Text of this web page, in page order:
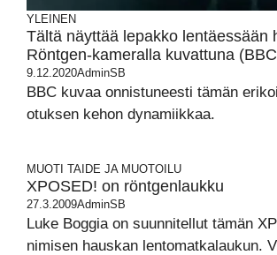
YLEINEN
Tältä näyttää lepakko lentäessään
Röntgen-kameralla kuvattuna
9.12.2020AdminSB
BBC kuvaa onnistuneesti tämän
otuksen kehon dynamiikkaa.
MUOTI TAIDE JA MUOTOILU
XPOSED! on röntgenlaukku
27.3.2009AdminSB
Luke Boggia on suunnitellut tämän
nimisen hauskan lentomatkalaukun.